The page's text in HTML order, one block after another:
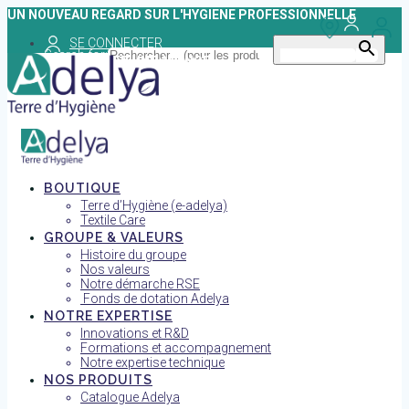
Skip
content
UN NOUVEAU REGARD SUR L'HYGIENE PROFESSIONNELLE
Search for:
SE CONNECTER
TROUVER UNE AGENCE
BOUTIQUE
Terre d’Hygiène (e-adelya)
Textile Care
GROUPE & VALEURS
Histoire du groupe
Nos valeurs
Notre démarche RSE
Fonds de dotation Adelya
NOTRE EXPERTISE
Innovations et R&D
Formations et accompagnement
Notre expertise technique
NOS PRODUITS
Catalogue Adelya